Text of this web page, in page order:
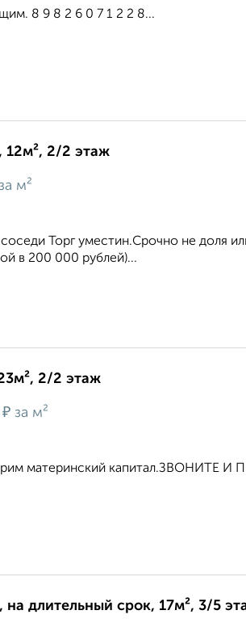
8 9 8 2 6 0 7 1 2 2 8...
12м², 2/2 этаж
м²
Торг уместин.Срочно не доля
в 200 000 рублей)...
2/2 этаж
₽ за м²
материнский капитал.ЗВОНИТЕ
на длительный срок, 17м², 3/5